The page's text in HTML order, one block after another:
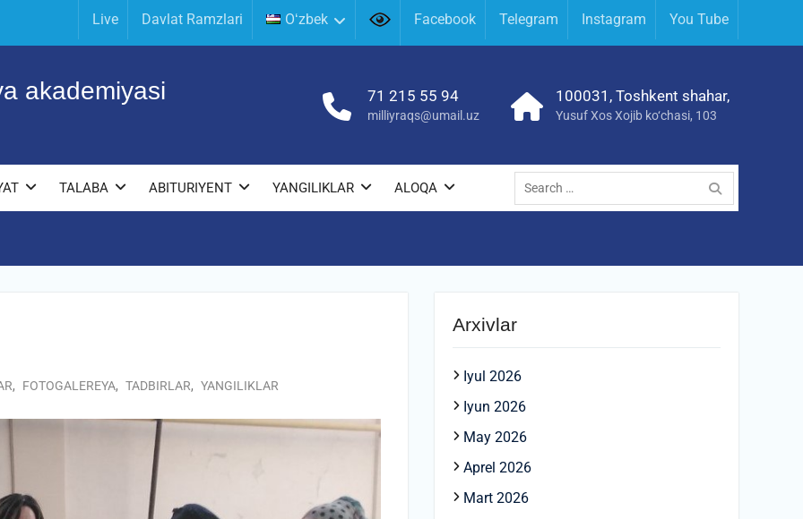
Live Davlat Ramzlari Oʻzbek Facebook Telegram Instagram You Tube
akademiyasi 71 215 55 94
milliyraqs@umail.uz
100031, Toshkent shahar,
Yusuf Xos Xojib ko‘chasi, 103
TALABA ABITURIYENT YANGILIKLAR ALOQA
Search
for:
, FOTOGALEREYA, TADBIRLAR, YANGILIKLAR
Arxivlar
Iyul 2026
Iyun 2026
May 2026
Aprel 2026
Mart 2026